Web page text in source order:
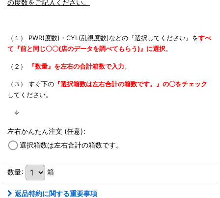
の度数をご記入ください。
（１） PWR(度数)・CYL(乱視度数)などの『選択してください』をすべ
て『前と同じ〇〇(店のデータを調べてもらう)』に選択。
（２） 『数量』を左右の合計箱数で入力。
（３） すぐ下の 『選択箱数は左右合計の箱数です。』の〇をチェック
してください。
↓
左右かんたん注文 (任意):
選択箱数は左右合計の箱数です。
数量: 箱
返品特約に関する重要事項